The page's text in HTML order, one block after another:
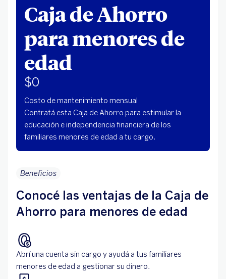
Caja de Ahorro
para menores de
edad
$0
Costo de mantenimiento mensual
Contratá esta Caja de Ahorro para estimular la
educación e independencia financiera de los
familiares menores de edad a tu cargo.
Beneficios
Conocé las ventajas de la Caja de
Ahorro para menores de edad
Abrí una cuenta sin cargo y ayudá a tus familiares
menores de edad a gestionar su dinero.